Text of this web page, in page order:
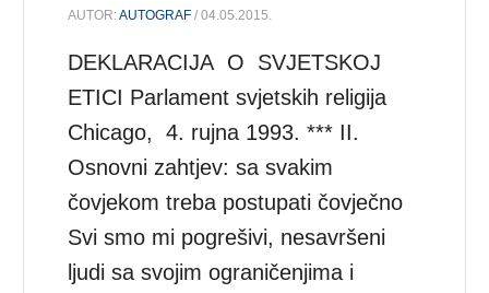
AUTOR:AUTOGRAF / 04.05.2015.
DEKLARACIJA O SVJETSKOJ
ETICI Parlament svjetskih religija
Chicago, 4. rujna 1993. *** II.
Osnovni zahtjev: sa svakim
čovjekom treba postupati čovječno
Svi smo mi pogrešivi, nesavršeni
ljudi sa svojim ograničenjima i